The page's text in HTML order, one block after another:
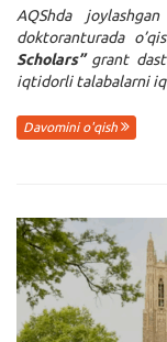
AQShda
doktoranturada
Scholars”grant
iqtidorli talabalarni
Davomini o'qish